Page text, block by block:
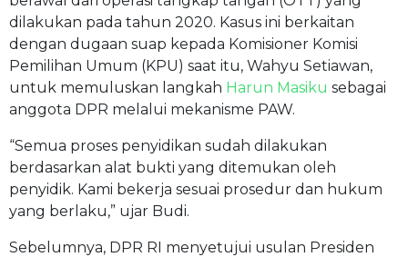
dilakukan pada tahun 2020. Kasus ini berkaitan
dengan dugaan suap kepada Komisioner Komisi
Pemilihan Umum (KPU) saat itu, Wahyu Setiawan,
untuk memuluskan langkah Harun Masiku sebagai
anggota DPR melalui mekanisme PAW.
“Semua proses penyidikan sudah dilakukan
berdasarkan alat bukti yang ditemukan oleh
penyidik. Kami bekerja sesuai prosedur dan hukum
yang berlaku,” ujar Budi.
Sebelumnya, DPR RI menyetujui usulan Presiden